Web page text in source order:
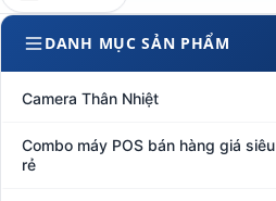
DANH MỤC SẢN PHẨM
Camera Thân Nhiệt
Combo máy POS bán hàng giá siêu
rẻ